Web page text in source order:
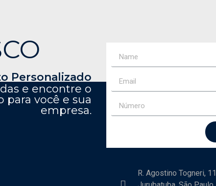
Personalizado
e encontre o
para você e sua
empresa.
R. Agostino Togneri,